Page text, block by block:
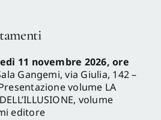
11 novembre 2026, ore
Gangemi, via Giulia, 142 –
volume LA
volume
editore